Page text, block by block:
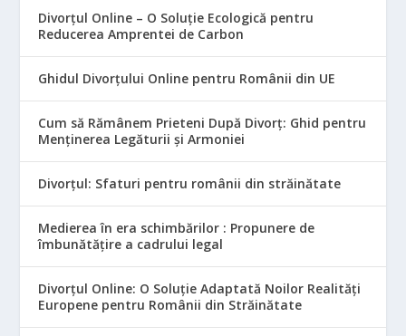
Divorțul Online – O Soluție Ecologică pentru
Reducerea Amprentei de Carbon
Ghidul Divorțului Online pentru Românii din UE
Cum să Rămânem Prieteni După Divorț: Ghid pentru
Menținerea Legăturii și Armoniei
Divorțul: Sfaturi pentru românii din străinătate
Medierea în era schimbărilor : Propunere de
îmbunătățire a cadrului legal
Divorțul Online: O Soluție Adaptată Noilor Realități
Europene pentru Românii din Străinătate